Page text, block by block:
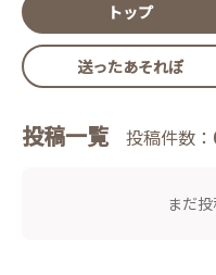
トップ
送ったあそれぽ
投稿一覧 投稿件数：
まだ